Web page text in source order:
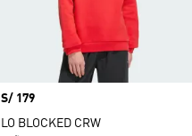
Precio
S/ 179
LO BLOCKED CRW